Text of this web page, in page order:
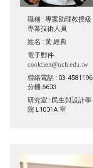
職稱 : 專案助理教授級
專業技術人員
姓名 :黃 經典
電子郵件 :
cooktien@uch.edu.tw
聯絡電話 : 03-4581196
分機 6603
研究室 : 民生與設計學
院 L1001A 室